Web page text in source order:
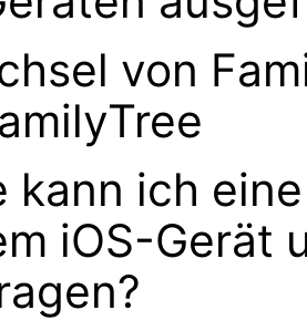
von
kann ich
iOS-Gerät